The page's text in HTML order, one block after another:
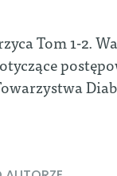
Tom 1-2.